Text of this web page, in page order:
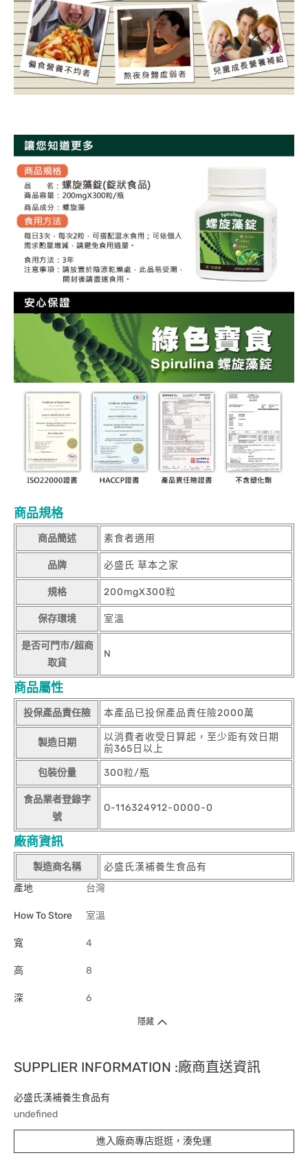
商品規格
商品簡述 素食者適用
品牌 必盛氏 草本之家
規格 200mgX300粒
保存環境 室溫
是否可門市/超商
取貨
N
商品屬性
投保產品責任險 本產品已投保產品責任險2000萬
製造日期
以消費者收受日算起，至少距有效日期
前365日以上
包裝份量 300粒/瓶
食品業者登錄字
號
O-116324912-0000-0
廠商資訊
製造商名稱
必盛氏漢補養生食品有
產地
台灣
How To Store 室溫
寬 4
高 8
深 6
隱藏
SUPPLIER INFORMATION :廠商直送資訊
必盛氏漢補養生食品有
undefined
進入廠商專店逛逛，湊免運